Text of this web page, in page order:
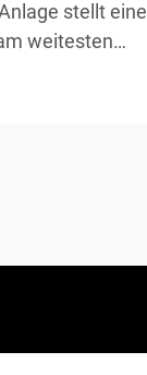
stellt eine
weitesten
und